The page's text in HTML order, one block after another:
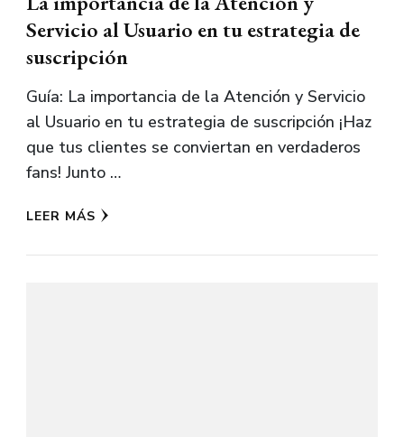
Servicio al Usuario en tu estrategia de
suscripción
Guía: La importancia de la Atención y Servicio
al Usuario en tu estrategia de suscripción ¡Haz
que tus clientes se conviertan en verdaderos
fans! Junto …
LEER MÁS